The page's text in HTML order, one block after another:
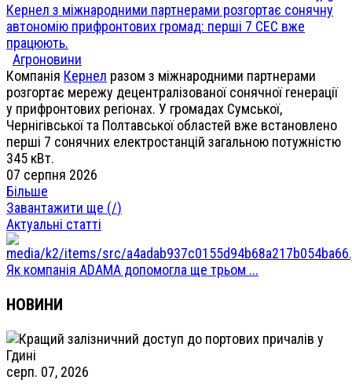
Кернел з міжнародними партнерами розгортає сонячну
автономію прифронтових громад: перші 7 СЕС вже
працюють.
Агроновини
Компанія Кернел разом з міжнародними партнерами
розгортає мережу децентралізованої сонячної генерації
у прифронтових регіонах. У громадах Сумської,
Чернігівської та Полтавської областей вже встановлено
перші 7 сонячних електростанцій загальною потужністю
345 кВт.
07 серпня 2026
Більше
Завантажити ще (/)
Актуальні статті
Як компанія ADAMA допомогла ще трьом ...
НОВИНИ
серп. 07, 2026